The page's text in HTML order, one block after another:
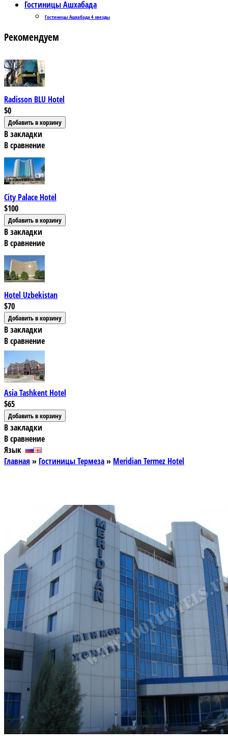
Гостиницы Ашхабада
Гостиницы Ашхабада 4 звезды
Рекомендуем
Radisson BLU Hotel
$0
В закладки
В сравнение
City Palace Hotel
$100
В закладки
В сравнение
Hotel Uzbekistan
$70
В закладки
В сравнение
Asia Tashkent Hotel
$65
В закладки
В сравнение
Язык
Главная » Гостиницы Термеза» Meridian Termez Hotel